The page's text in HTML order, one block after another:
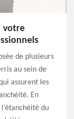
votre
de plusieurs
au sein de
assurent les
En
du